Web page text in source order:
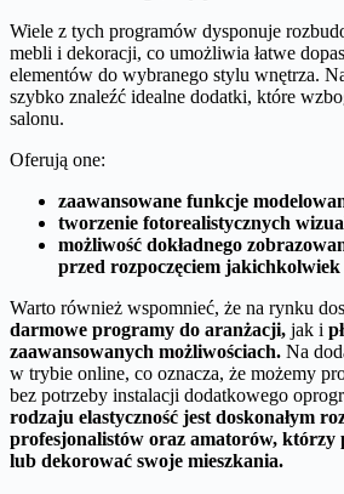
Wiele z tych programów dysponuje
mebli i dekoracji, co umożliwia łatwe
elementów do wybranego stylu wnętrza.
szybko znaleźć idealne dodatki, które
salonu.
Oferują one:
zaawansowane funkcje
tworzenie fotorealistycznych
możliwość dokładnego
przed rozpoczęciem
Warto również wspomnieć, że na rynku
darmowe programy do aranżacji, jak i
zaawansowanych możliwościach. Na
w trybie online, co oznacza, że możemy
bez potrzeby instalacji dodatkowego
rodzaju elastyczność jest doskonałym
profesjonalistów oraz amatorów, którzy
lub dekorować swoje mieszkania.